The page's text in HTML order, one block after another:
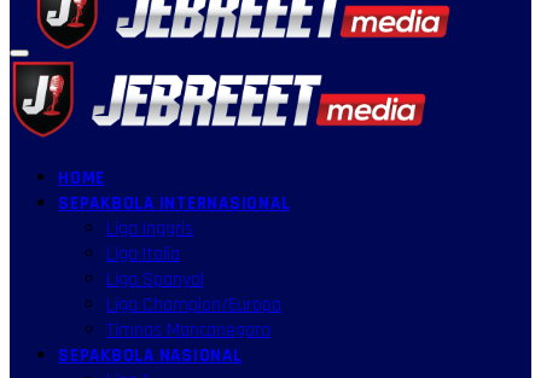
HOME
SEPAKBOLA INTERNASIONAL
Liga Inggris
Liga Italia
Liga Spanyol
Liga Champion/Europa
Timnas Mancanegara
SEPAKBOLA NASIONAL